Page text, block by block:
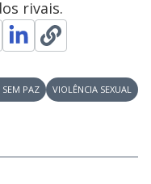
rivais.
PAZ VIOLÊNCIA SEXUAL